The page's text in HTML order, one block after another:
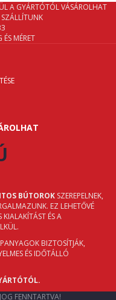
A GYÁRTÓTÓL VÁSÁROLHAT
MÉRET
BÚTOROK SZEREPELNEK,
EZ LEHETŐVÉ
KIALAKÍTÁST ÉS A
BIZTOSÍTJÁK,
ÉS IDŐTÁLLÓ
FENNTARTVA!